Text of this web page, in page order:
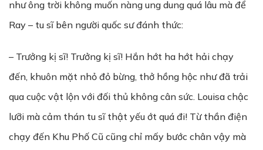
như ông trời không muốn nàng ung dung quá lâu mà để
Ray – tu sĩ bên người quốc sư đánh thức:
– Trưởng kị sĩ! Trưởng kị sĩ! Hắn hớt ha hớt hải chạy
đến, khuôn mặt nhỏ đỏ bừng, thở hồng hộc như đã trải
qua cuộc vật lộn với đối thủ không cân sức. Louisa chậc
lưỡi mà cảm thán tu sĩ thật yếu ớt quá đi! Từ thần điện
chạy đến Khu Phố Cũ cũng chỉ mấy bước chân vậy mà